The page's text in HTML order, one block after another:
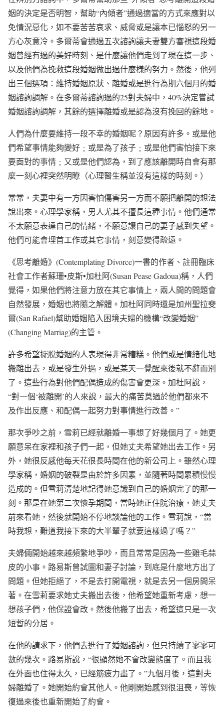
姻的決定是否明智，幫助“內傾者”通過適當的方式來應對以
免情況惡化，如不要苦苦哀求、威脅或是讓本已惱怒的另一
方心灰意冷。多爾蒂會通過五次諮詢讓夫妻雙方審視這段婚
姻曾經有過的美好時刻、是什麼讓他們走到了現在這一步、
以及他們為挽救這段婚姻做出過什麼樣的努力。然後，他列
出三個選項：維持婚姻原狀、離婚或是進行為期六個月的婚
姻諮詢調解。在多爾蒂諮詢過的25對夫婦中，40%決定嘗試
婚姻諮詢調解，其餘的選擇離婚或是認為沒有挽回的餘地。
人們為什麼要維持一段不幸的婚姻呢？原因有許多。或是他
們希望事情能夠變好﹔或是為了孩子﹔或是他們害怕接下來
要面對的事情﹔又或是他們認為，到了應該離開時自會有那
麼一刻心裡突然明瞭（心理醫生稱並沒有這樣的時刻。）
常常，夫妻中有一方因害怕傷害另一方而不願把離開的想法
說出來。心理學家稱，男人尤其不擅長這種事情。他們通常
不太願意表達自己的情緒，不願意讓自己的妻子感到失望。
他們可能會埋首工作或其它事情，刻意變得疏遠。
《思考離婚》(Contemplating Divorce)一書的作者、註冊臨床
社會工作者蘇珊•皮斯•加杜阿(Susan Pease Gadoua)稱，人們
覺得，如果他們將注意力放在其它事情上，兩人間的問題會
自然發展，婚姻也將隨之解體。加杜阿同時還是加州聖拉斐
爾(San Rafael)幫助婚姻陷入困境夫婦的機構“改變婚姻”
(Changing Marriag)的主管。
許多希望擺脫婚姻的人表現得非常糟糕。他們或是情緒化地
搬離出去，或是發生外遇，或是某天一覺醒來後就不辭而別
了。這些行為對他們配偶造成的傷害會更深。加杜阿說，
“對一個‘被離開’的人來說，最大的痛苦莫過於他們都來不
及作出反應、和配偶一起努力對事情進行改善。”
那次爭吵之前，雪莉已經就離婚一事想了好幾個月了。她更
願意呆在家裡和孩子們一起，但她丈夫希望她出去工作。另
外，她很反感他每天花很長時間在他的新公司上。雖然心理
學家稱，婚姻的破裂是由於許多因素，並隨著時間累積慢慢
造成的。但雪莉清楚地記得她意識到自己的婚姻完了的那一
刻。那是在她第二次懷孕期間，當時她正住院治療，她丈夫
前來看她，然後就開始不停地談論他的工作。雪莉說，“當
時我想，難道我接下來的大半輩子就要這樣過了嗎？”
夫婦倆開始越來越頻繁地爭吵，而且常常是因為一些雞毛蒜
皮的小事。路易斯曾試圖和妻子討論，到底是什麼地方出了
問題。但她拒絕了，不是去打開電視，就是去另一個房間呆
著。在雪莉要求她丈夫搬出去後，他希望她重新考慮，想一
想孩子們，他保證會改。然後他搬了出去，希望這只是一次
短暫的分居。
在他的請求下，他們去進行了婚姻諮詢，但只持續了寥寥可
數的幾次。路易斯說，“很顯然她不會改變態度了。而且我
在外面也住得太久，已經筋疲力盡了。”九個月後，這對夫
婦離婚了。她開始約會其他人。他剛開始感到很沮喪，等恢
復過來後也重新開始了約會。